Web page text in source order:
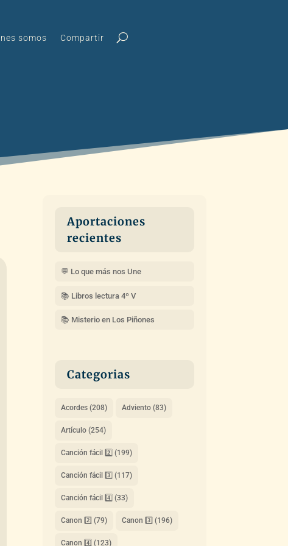
somos Compartir
Aportaciones
recientes
💬 Lo que más nos Une
📚 Libros lectura 4º V
📚 Misterio en Los Piñones
Categorias
Acordes(208) Adviento(83)
Artículo(254)
Canción fácil 2️⃣ (199)
Canción fácil 3️⃣ (117)
Canción fácil 4️⃣ (33)
Canon 2️⃣ (79) Canon 3️⃣ (196)
Canon 4️⃣ (123)